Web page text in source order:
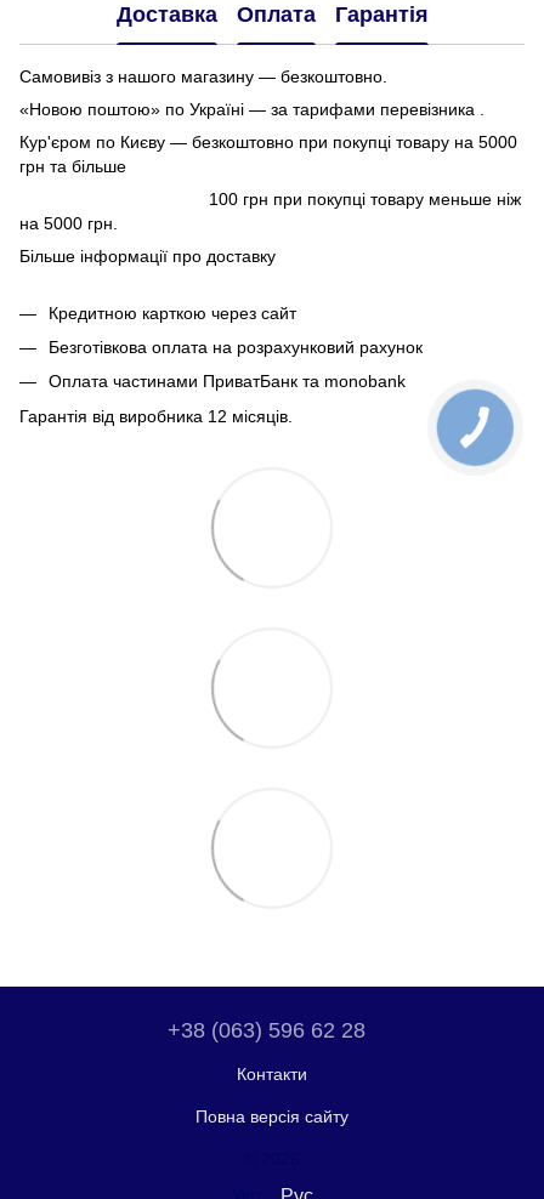
Доставка Оплата Гарантія
Самовивіз з нашого магазину — безкоштовно.
«Новою поштою» по Україні — за тарифами перевізника .
Кур'єром по Києву — безкоштовно при покупці товару на 5000
грн та більше
100 грн при покупці товару меньше ніж
на 5000 грн.
Більше інформації про доставку
Кредитною карткою через сайт
Безготівкова оплата на розрахунковий рахунок
Оплата частинами ПриватБанк та monobank
Гарантія від виробника 12 місяців.
+38 (063) 596 62 28
Контакти
Повна версія сайту